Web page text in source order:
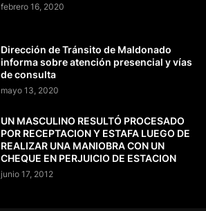
febrero 16, 2020
Dirección de Tránsito de Maldonado
informa sobre atención presencial y vías
de consulta
mayo 13, 2020
UN MASCULINO RESULTÓ PROCESADO
POR RECEPTACION Y ESTAFA LUEGO DE
REALIZAR UNA MANIOBRA CON UN
CHEQUE EN PERJUICIO DE ESTACION
junio 17, 2012